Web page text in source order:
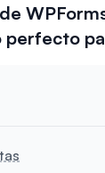
perfecto